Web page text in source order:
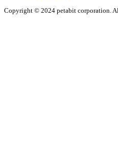
Copyright © 2024 petabit corporation.